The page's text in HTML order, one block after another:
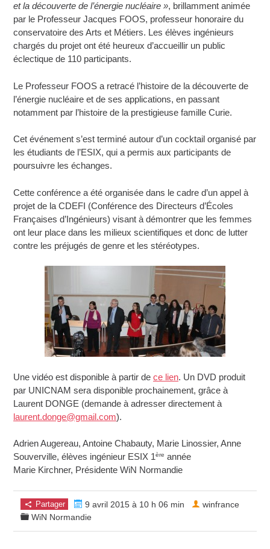
et la découverte de l’énergie nucléaire », brillamment animée
par le Professeur Jacques FOOS, professeur honoraire du
conservatoire des Arts et Métiers. Les élèves ingénieurs
chargés du projet ont été heureux d’accueillir un public
éclectique de 110 participants.
Le Professeur FOOS a retracé l’histoire de la découverte de
l’énergie nucléaire et de ses applications, en passant
notamment par l’histoire de la prestigieuse famille Curie.
Cet événement s’est terminé autour d’un cocktail organisé par
les étudiants de l’ESIX, qui a permis aux participants de
poursuivre les échanges.
Cette conférence a été organisée dans le cadre d’un appel à
projet de la CDEFI (Conférence des Directeurs d’Écoles
Françaises d’Ingénieurs) visant à démontrer que les femmes
ont leur place dans les milieux scientifiques et donc de lutter
contre les préjugés de genre et les stéréotypes.
Une vidéo est disponible à partir dece lien. Un DVD produit
par UNICNAM sera disponible prochainement, grâce à
Laurent DONGE (demande à adresser directement à
laurent.donge@gmail.com).
Adrien Augereau, Antoine Chabauty, Marie Linossier, Anne
Souverville, élèves ingénieur ESIX 1ère année
Marie Kirchner, Présidente WiN Normandie
Partager
9 avril 2015 à 10 h 06 min
WiN Normandie
winfrance